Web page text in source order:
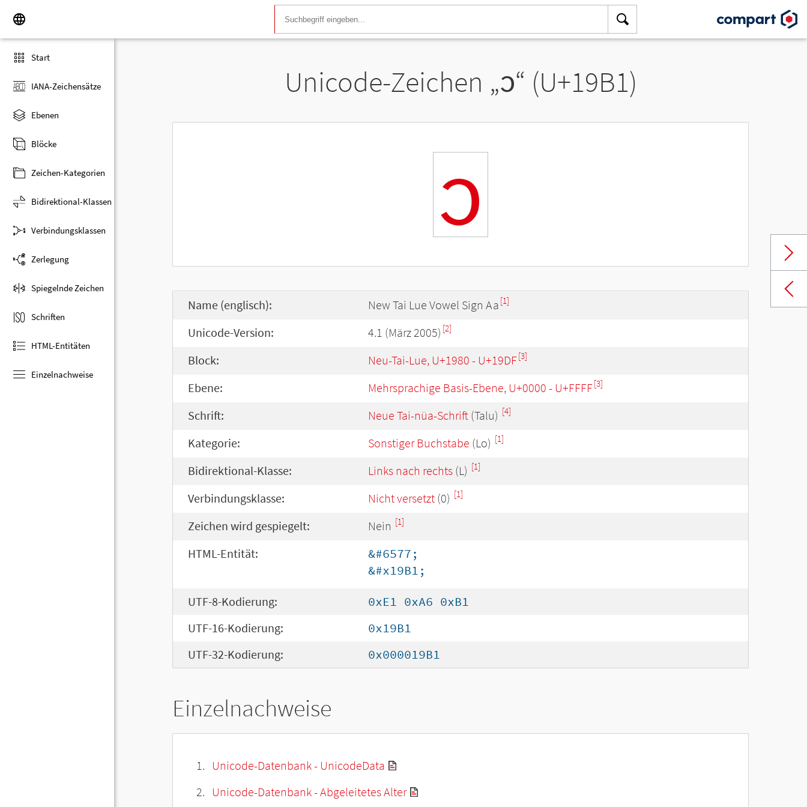
Start
IANA-Zeichensätze
Ebenen
Blöcke
Zeichen-Kategorien
Bidirektional-Klassen
Verbindungsklassen
Zerlegung
Spiegelnde Zeichen
Schriften
HTML-Entitäten
Einzelnachweise
Unicode-Zeichen „ᦱ“ (U+19B1)
ᦱ
Name (englisch): New Tai Lue Vowel Sign Aa [1]
Unicode-Version: 4.1 (März 2005) [2]
Block: Neu-Tai-Lue, U+1980 - U+19DF[3]
Ebene: Mehrsprachige Basis-Ebene, U+0000 - U+FFFF[3]
Schrift: Neue Tai-nüa-Schrift (Talu) [4]
Kategorie: Sonstiger Buchstabe (Lo) [1]
Bidirektional-Klasse: Links nach rechts (L) [1]
Verbindungsklasse: Nicht versetzt (0) [1]
Zeichen wird gespiegelt: Nein [1]
HTML-Entität:
&#6577;
&#x19B1;
UTF-8-Kodierung:
0xE1 0xA6 0xB1
UTF-16-Kodierung:
0x19B1
UTF-32-Kodierung:
0x000019B1
Einzelnachweise
Unicode-Datenbank - UnicodeData
Unicode-Datenbank - Abgeleitetes Alter